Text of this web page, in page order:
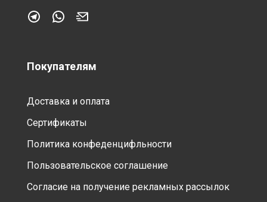
Покупателям
Доставка и оплата
Сертификаты
Политика конфеденцифльности
Пользовательское соглашение
Согласие на получение рекламных рассылок